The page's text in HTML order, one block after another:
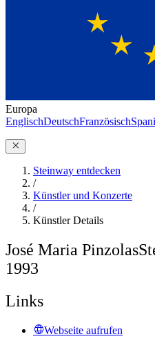
Europa
EnglischDeutschFranzösisch
Steinway entdecken
/
Künstler und Konzerte
/
Künstler Details
José Maria Pinzolas
1993
Links
Webseite aufrufen